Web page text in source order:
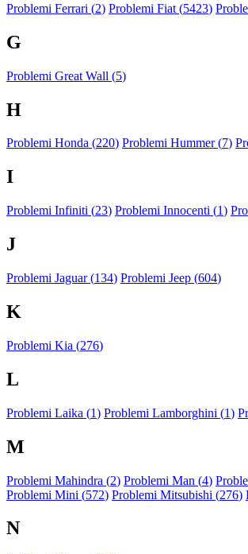
Problemi Ferrari (2) Problemi Fiat (5423)
G
Problemi Great Wall (5)
H
Problemi Honda (220) Problemi Hummer (7)
I
Problemi Infiniti (23) Problemi Innocenti (1)
J
Problemi Jaguar (134) Problemi Jeep (604)
K
Problemi Kia (276)
L
Problemi Laika (1) Problemi Lamborghini (1)
M
Problemi Mahindra (2) Problemi Man (4)
Problemi Mini (572) Problemi Mitsubishi (276)
N